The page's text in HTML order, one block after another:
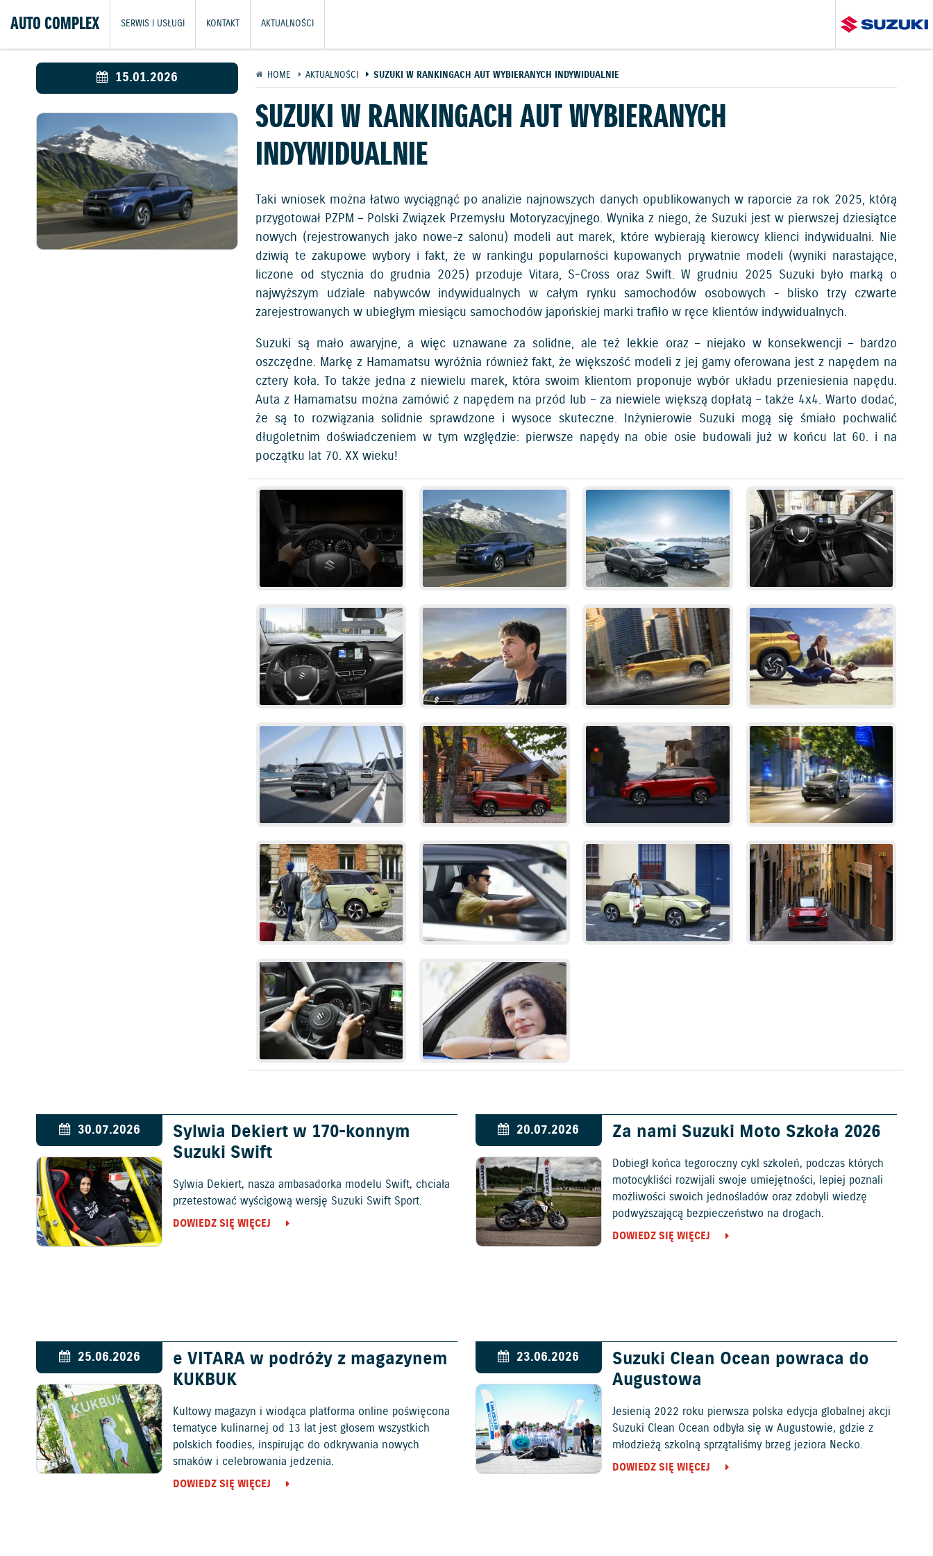
AUTO COMPLEX SERWIS I USŁUGI KONTAKT AKTUALNOŚCI
15.01.2026 HOME AKTUALNOŚCI SUZUKI W RANKINGACH AUT WYBIERANYCH INDYWIDUALNIE
SUZUKI W RANKINGACH AUT WYBIERANYCH
INDYWIDUALNIE
Taki wniosek można łatwo wyciągnąć po analizie najnowszych danych opublikowanych w raporcie za rok 2025, którą
przygotował PZPM – Polski Związek Przemysłu Motoryzacyjnego. Wynika z niego, że Suzuki jest w pierwszej dziesiątce
nowych (rejestrowanych jako nowe-z salonu) modeli aut marek, które wybierają kierowcy klienci indywidualni. Nie
dziwią te zakupowe wybory i fakt, że w rankingu popularności kupowanych prywatnie modeli (wyniki narastające,
liczone od stycznia do grudnia 2025) przoduje Vitara, S-Cross oraz Swift. W grudniu 2025 Suzuki było marką o
najwyższym udziale nabywców indywidualnych w całym rynku samochodów osobowych - blisko trzy czwarte
zarejestrowanych w ubiegłym miesiącu samochodów japońskiej marki trafiło w ręce klientów indywidualnych.
Suzuki są mało awaryjne, a więc uznawane za solidne, ale też lekkie oraz – niejako w konsekwencji – bardzo
oszczędne. Markę z Hamamatsu wyróżnia również fakt, że większość modeli z jej gamy oferowana jest z napędem na
cztery koła. To także jedna z niewielu marek, która swoim klientom proponuje wybór układu przeniesienia napędu.
Auta z Hamamatsu można zamówić z napędem na przód lub – za niewiele większą dopłatą – także 4x4. Warto dodać,
że są to rozwiązania solidnie sprawdzone i wysoce skuteczne. Inżynierowie Suzuki mogą się śmiało pochwalić
długoletnim doświadczeniem w tym względzie: pierwsze napędy na obie osie budowali już w końcu lat 60. i na
początku lat 70. XX wieku!
30.07.2026
Sylwia Dekiert w 170-konnym
Suzuki Swift
Sylwia Dekiert, nasza ambasadorka modelu Swift, chciała
przetestować wyścigową wersję Suzuki Swift Sport.
DOWIEDZ SIĘ WIĘCEJ
20.07.2026 Za nami Suzuki Moto Szkoła 2026
Dobiegł końca tegoroczny cykl szkoleń, podczas których
motocykliści rozwijali swoje umiejętności, lepiej poznali
możliwości swoich jednośladów oraz zdobyli wiedzę
podwyższającą bezpieczeństwo na drogach.
DOWIEDZ SIĘ WIĘCEJ
25.06.2026
e VITARA w podróży z magazynem
KUKBUK
Kultowy magazyn i wiodąca platforma online poświęcona
tematyce kulinarnej od 13 lat jest głosem wszystkich
polskich foodies, inspirując do odkrywania nowych
smaków i celebrowania jedzenia.
DOWIEDZ SIĘ WIĘCEJ
23.06.2026
Suzuki Clean Ocean powraca do
Augustowa
Jesienią 2022 roku pierwsza polska edycja globalnej akcji
Suzuki Clean Ocean odbyła się w Augustowie, gdzie z
młodzieżą szkolną sprzątaliśmy brzeg jeziora Necko.
DOWIEDZ SIĘ WIĘCEJ